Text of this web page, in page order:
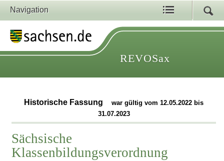
Navigation
REVOSax
Historische Fassung
war gültig vom 12.05.2022 bis
31.07.2023
Sächsische
Klassenbildungsverordnung